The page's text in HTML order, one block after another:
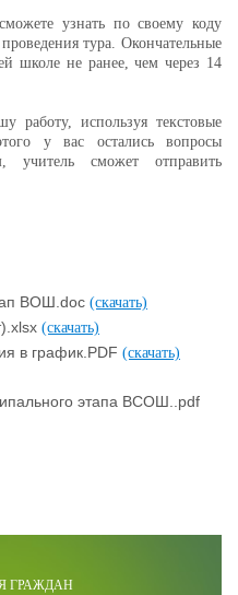
узнать по своему коду
тура. Окончательные
школе не ранее, чем через 14
работу, используя текстовые
у вас остались вопросы
учитель сможет отправить
ВОШ.doc (скачать)
(скачать)
в график.PDF (скачать)
этапа ВСОШ..pdf
ГРАЖДАН